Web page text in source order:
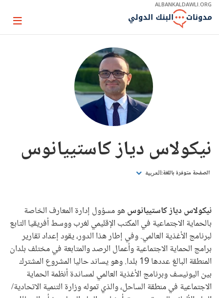
Skip
Main
ALBANKALDAWLI.ORG
Page
نيكولاس دياز كاستييانوس
الصفحة متوفرة باللغة: العربية
نيكولاس دياز كاستييانوسهو مسؤول إدارة المعارف الخاصة
بالحماية الاجتماعية في المكتب الإقليمي لغرب ووسط أفريقيا التابع
لبرنامج الأغذية العالمي. وفي إطار هذا الدور، يقود إعداد تقارير
برامج الحماية الاجتماعية وأعمال الرصد والمتابعة في مختلف بلدان
المنطقة البالغ عددها 19 بلدا. وهو يساند حاليا المشروع المشترك
بين اليونيسف وبرنامج الأغذية العالمي لمساندة أنظمة الحماية
الاجتماعية في منطقة الساحل، والذي تموله وزارة التنمية الاتحادية/